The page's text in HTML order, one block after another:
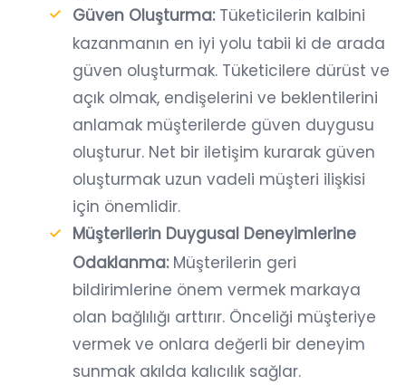
Güven Oluşturma:Tüketicilerin kalbini
kazanmanın en iyi yolu tabii ki de arada
güven oluşturmak. Tüketicilere dürüst ve
açık olmak, endişelerini ve beklentilerini
anlamak müşterilerde güven duygusu
oluşturur. Net bir iletişim kurarak güven
oluşturmak uzun vadeli müşteri ilişkisi
için önemlidir.
Müşterilerin Duygusal Deneyimlerine
Odaklanma:Müşterilerin geri
bildirimlerine önem vermek markaya
olan bağlılığı arttırır. Önceliği müşteriye
vermek ve onlara değerli bir deneyim
sunmak akılda kalıcılık sağlar.